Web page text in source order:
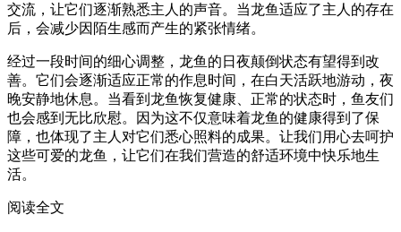
交流，让它们逐渐熟悉主人的声音。当龙鱼适应了主人的存在
后，会减少因陌生感而产生的紧张情绪。
经过一段时间的细心调整，龙鱼的日夜颠倒状态有望得到改
善。它们会逐渐适应正常的作息时间，在白天活跃地游动，夜
晚安静地休息。当看到龙鱼恢复健康、正常的状态时，鱼友们
也会感到无比欣慰。因为这不仅意味着龙鱼的健康得到了保
障，也体现了主人对它们悉心照料的成果。让我们用心去呵护
这些可爱的龙鱼，让它们在我们营造的舒适环境中快乐地生
活。
阅读全文